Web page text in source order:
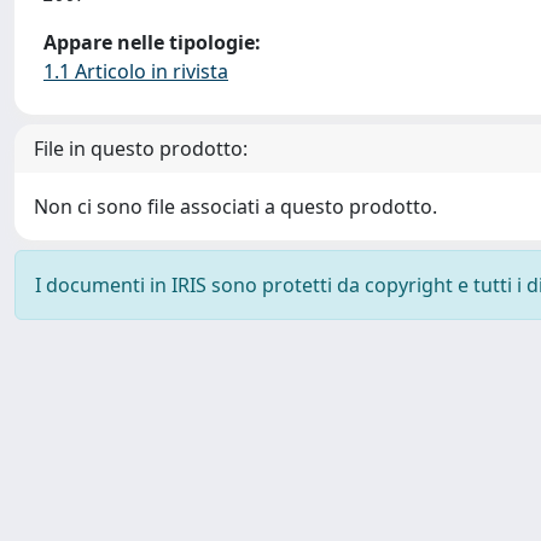
Appare nelle tipologie:
1.1 Articolo in rivista
File in questo prodotto:
Non ci sono file associati a questo prodotto.
I documenti in IRIS sono protetti da copyright e tutti i